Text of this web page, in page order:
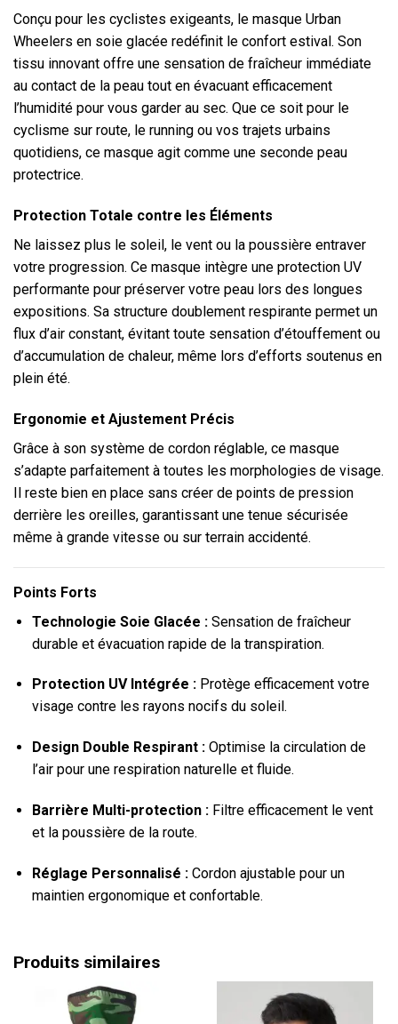
Conçu pour les cyclistes exigeants, le masque Urban
Wheelers en soie glacée redéfinit le confort estival. Son
tissu innovant offre une sensation de fraîcheur immédiate
au contact de la peau tout en évacuant efficacement
l’humidité pour vous garder au sec. Que ce soit pour le
cyclisme sur route, le running ou vos trajets urbains
quotidiens, ce masque agit comme une seconde peau
protectrice.
Protection Totale contre les Éléments
Ne laissez plus le soleil, le vent ou la poussière entraver
votre progression. Ce masque intègre une protection UV
performante pour préserver votre peau lors des longues
expositions. Sa structure doublement respirante permet un
flux d’air constant, évitant toute sensation d’étouffement ou
d’accumulation de chaleur, même lors d’efforts soutenus en
plein été.
Ergonomie et Ajustement Précis
Grâce à son système de cordon réglable, ce masque
s’adapte parfaitement à toutes les morphologies de visage.
Il reste bien en place sans créer de points de pression
derrière les oreilles, garantissant une tenue sécurisée
même à grande vitesse ou sur terrain accidenté.
Points Forts
Technologie Soie Glacée :Sensation de fraîcheur
durable et évacuation rapide de la transpiration.
Protection UV Intégrée :Protège efficacement votre
visage contre les rayons nocifs du soleil.
Design Double Respirant :Optimise la circulation de
l’air pour une respiration naturelle et fluide.
Barrière Multi-protection :Filtre efficacement le vent
et la poussière de la route.
Réglage Personnalisé :Cordon ajustable pour un
maintien ergonomique et confortable.
Produits similaires